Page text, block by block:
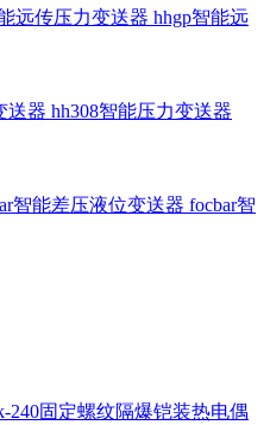
远传压力变送器 hhgp智能远
送器 hh308智能压力变送器
智能差压液位变送器 focbar智
240固定螺纹隔爆铠装热电偶